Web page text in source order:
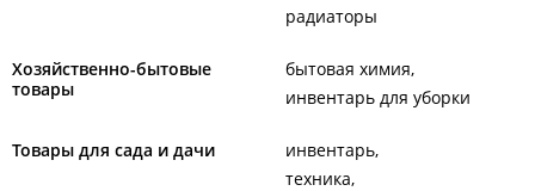
радиаторы
Хозяйственно-бытовые
товары
бытовая химия
инвентарь для уборки
Товары для сада и дачи
инвентарь
техника